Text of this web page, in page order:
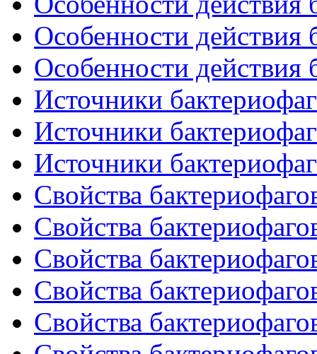
Особенности действия
Особенности действия
Источники
Источники
Источники
Свойства
Свойства
Свойства
Свойства
Свойства